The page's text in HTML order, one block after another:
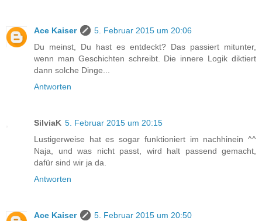
Ace Kaiser
5. Februar 2015 um 20:06
Du meinst, Du hast es entdeckt? Das passiert mitunter,
wenn man Geschichten schreibt. Die innere Logik diktiert
dann solche Dinge...
Antworten
SilviaK 5. Februar 2015 um 20:15
Lustigerweise hat es sogar funktioniert im nachhinein ^^
Naja, und was nicht passt, wird halt passend gemacht,
dafür sind wir ja da.
Antworten
Ace Kaiser
5. Februar 2015 um 20:50